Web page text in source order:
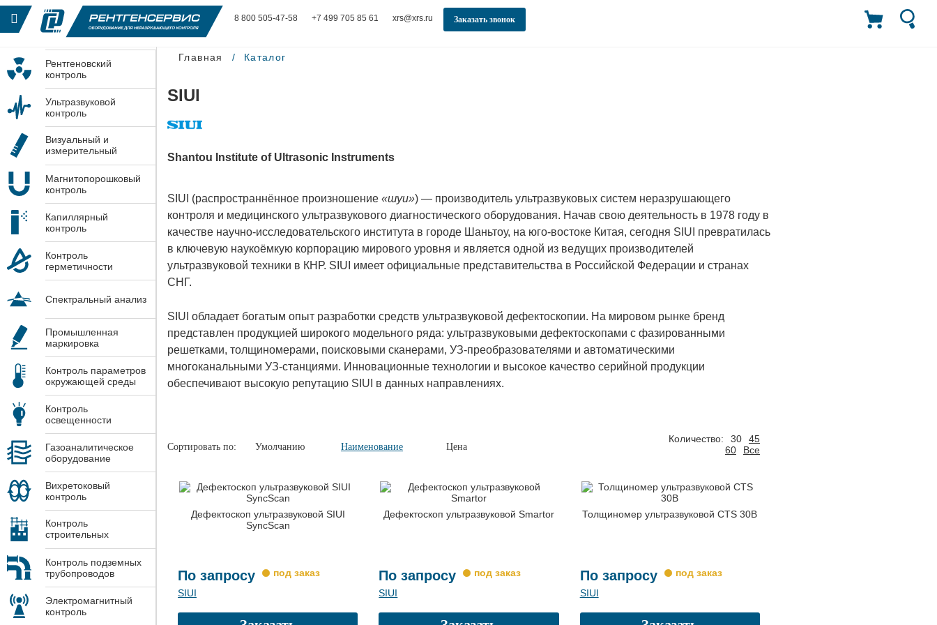
8 800 505-47-58 +7 499 705 85 61 xrs@xrs.ru Заказать звонок
Рентгеновский
контроль
Ультразвуковой
контроль
Визуальный и
измерительный
Магнитопорошковый
контроль
Капиллярный
контроль
Контроль
герметичности
Спектральный анализ
Промышленная
маркировка
Контроль параметров
окружающей среды
Контроль
освещенности
Газоаналитическое
оборудование
Вихретоковый
контроль
Контроль
строительных
Контроль подземных
трубопроводов
Электромагнитный
контроль
Главная Каталог
SIUI
Shantou Institute of Ultrasonic Instruments
SIUI (распространнённое произношение «шуи») — производитель ультразвуковых систем неразрушающего
контроля и медицинского ультразвукового диагностического оборудования. Начав свою деятельность в 1978 году в
качестве научно-исследовательского института в городе Шаньтоу, на юго-востоке Китая, сегодня SIUI превратилась
в ключевую наукоёмкую корпорацию мирового уровня и является одной из ведущих производителей
ультразвуковой техники в КНР. SIUI имеет официальные представительства в Российской Федерации и странах
СНГ.
SIUI обладает богатым опыт разработки средств ультразвуковой дефектоскопии. На мировом рынке бренд
представлен продукцией широкого модельного ряда: ультразвуковыми дефектоскопами с фазированными
решетками, толщиномерами, поисковыми сканерами, УЗ-преобразователями и автоматическими
многоканальными УЗ-станциями. Инновационные технологии и высокое качество серийной продукции
обеспечивают высокую репутацию SIUI в данных направлениях.
Сортировать по: Умолчанию Наименование Цена
Количество: 30
45
60
Все
Дефектоскоп ультразвуковой SIUI
SyncScan
По запросу
SIUI
Дефектоскоп ультразвуковой Smartor
По запросу
SIUI
Толщиномер ультразвуковой CTS 30B
По запросу
SIUI